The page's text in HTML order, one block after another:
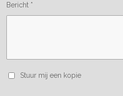
Bericht *
Stuur mij een kopie